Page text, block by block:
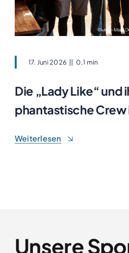
17. Juni 2026 0,1 min
Die „Lady Like“ und
phantastische Crew
Weiterlesen
Unsere